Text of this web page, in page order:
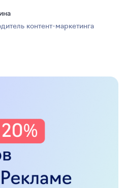
контент-маркетинга